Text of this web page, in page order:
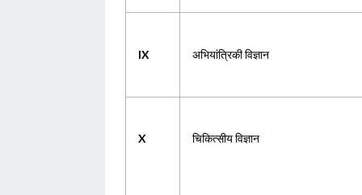
IX अभियांत्रिकी विज्ञान
X चिकित्सीय विज्ञान